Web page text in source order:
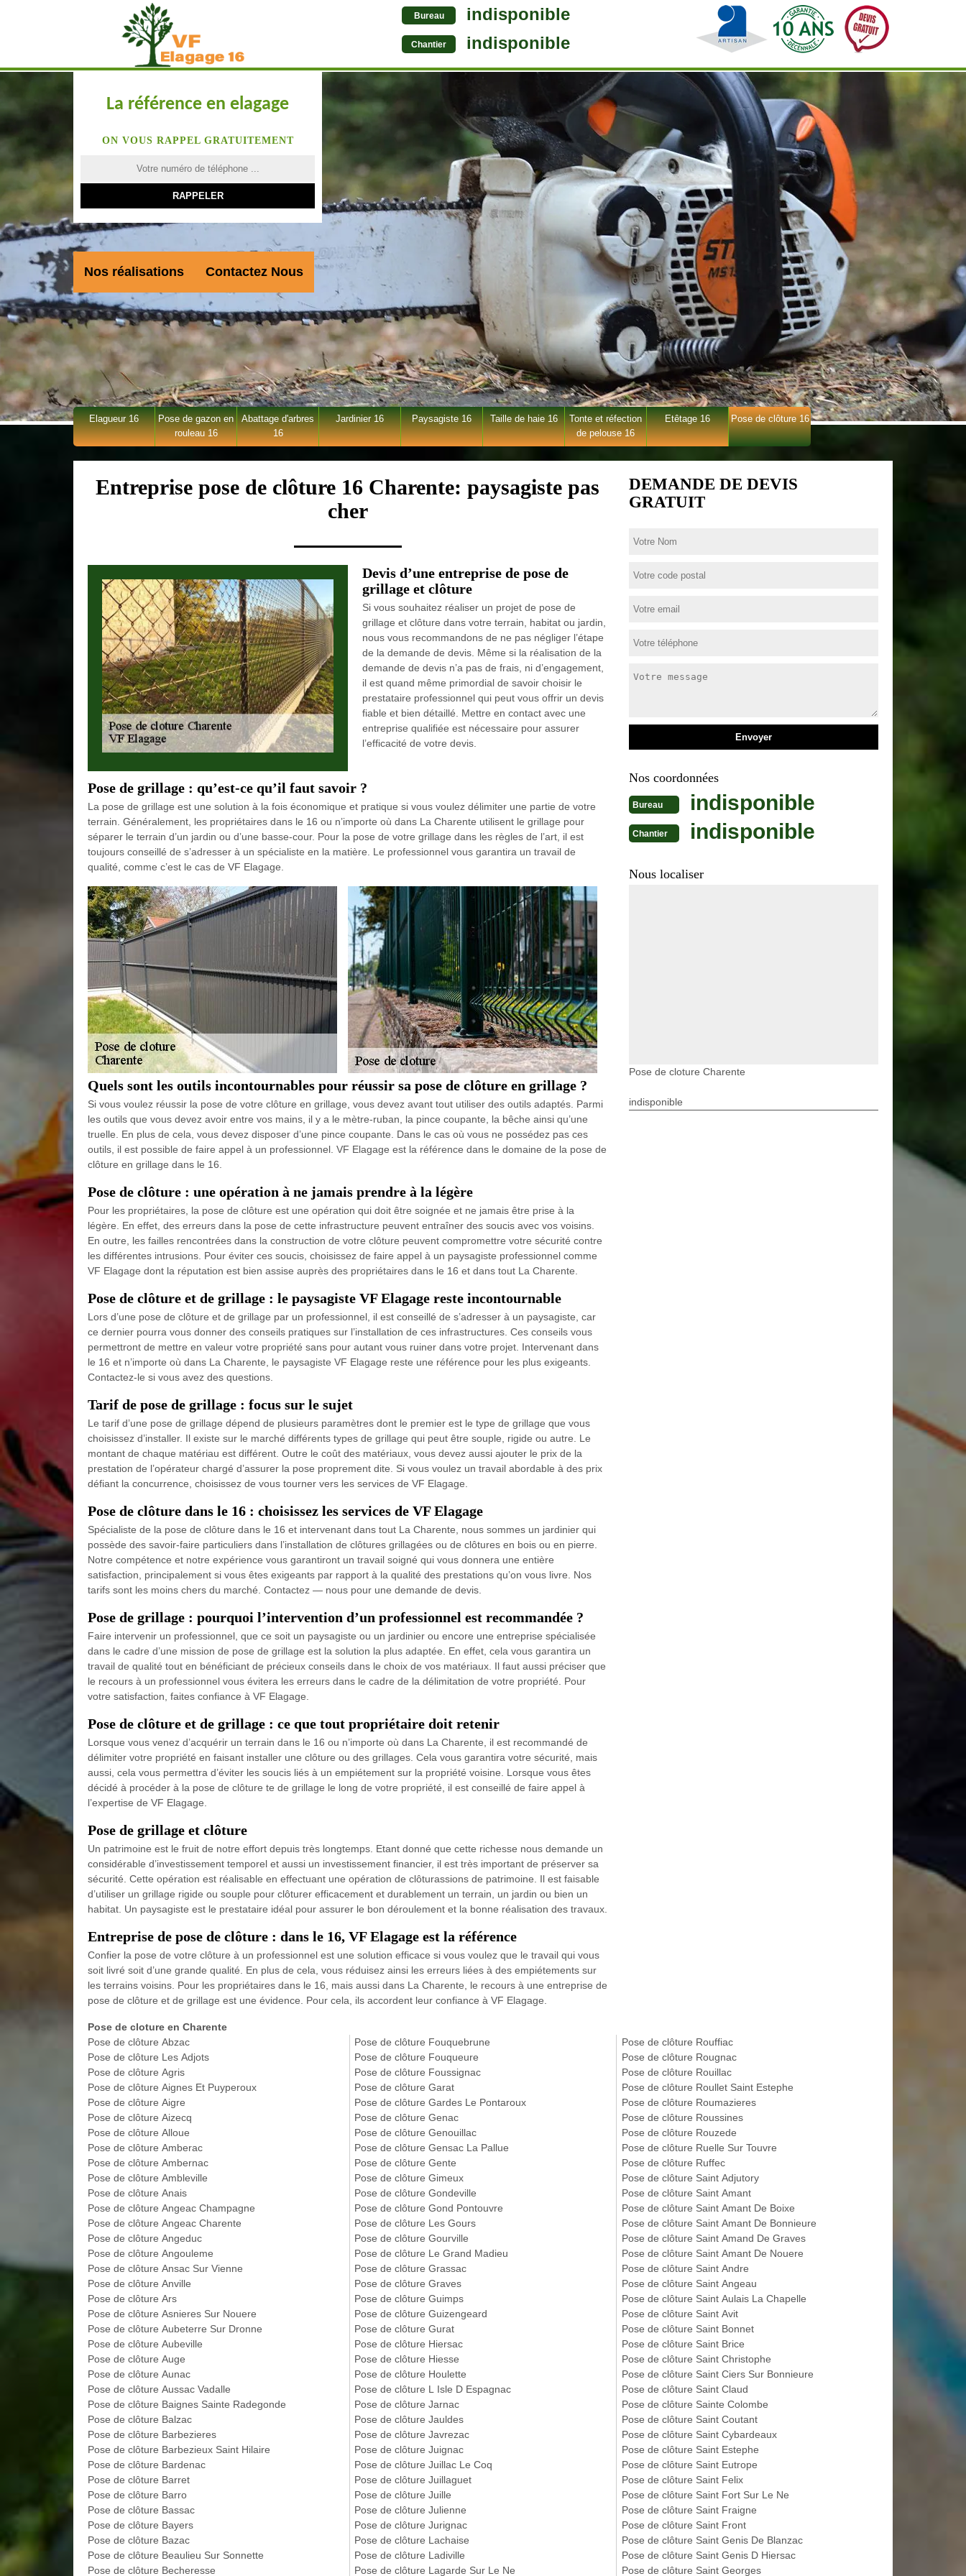
Bureau indisponible
Chantier indisponible
La référence en elagage
ON VOUS RAPPEL GRATUITEMENT
Nos réalisations Contactez Nous
Elagueur 16
Pose de gazon en
rouleau 16
Abattage d'arbres
16
Jardinier 16 Paysagiste 16 Taille de haie 16
Tonte et réfection
de pelouse 16
Etêtage 16 Pose de clôture 16
Entreprise pose de clôture 16 Charente: paysagiste pas
cher
Devis d’une entreprise de pose de
grillage et clôture
Si vous souhaitez réaliser un projet de pose de
grillage et clôture dans votre terrain, habitat ou jardin,
nous vous recommandons de ne pas négliger l’étape
de la demande de devis. Même si la réalisation de la
demande de devis n’a pas de frais, ni d’engagement,
il est quand même primordial de savoir choisir le
prestataire professionnel qui peut vous offrir un devis
fiable et bien détaillé. Mettre en contact avec une
entreprise qualifiée est nécessaire pour assurer
l’efficacité de votre devis.
Pose de grillage : qu’est-ce qu’il faut savoir ?
La pose de grillage est une solution à la fois économique et pratique si vous voulez délimiter une partie de votre
terrain. Généralement, les propriétaires dans le 16 ou n’importe où dans La Charente utilisent le grillage pour
séparer le terrain d’un jardin ou d’une basse-cour. Pour la pose de votre grillage dans les règles de l’art, il est
toujours conseillé de s’adresser à un spécialiste en la matière. Le professionnel vous garantira un travail de
qualité, comme c’est le cas de VF Elagage.
Quels sont les outils incontournables pour réussir sa pose de clôture en grillage ?
Si vous voulez réussir la pose de votre clôture en grillage, vous devez avant tout utiliser des outils adaptés. Parmi
les outils que vous devez avoir entre vos mains, il y a le mètre-ruban, la pince coupante, la bêche ainsi qu’une
truelle. En plus de cela, vous devez disposer d’une pince coupante. Dans le cas où vous ne possédez pas ces
outils, il est possible de faire appel à un professionnel. VF Elagage est la référence dans le domaine de la pose de
clôture en grillage dans le 16.
Pose de clôture : une opération à ne jamais prendre à la légère
Pour les propriétaires, la pose de clôture est une opération qui doit être soignée et ne jamais être prise à la
légère. En effet, des erreurs dans la pose de cette infrastructure peuvent entraîner des soucis avec vos voisins.
En outre, les failles rencontrées dans la construction de votre clôture peuvent compromettre votre sécurité contre
les différentes intrusions. Pour éviter ces soucis, choisissez de faire appel à un paysagiste professionnel comme
VF Elagage dont la réputation est bien assise auprès des propriétaires dans le 16 et dans tout La Charente.
Pose de clôture et de grillage : le paysagiste VF Elagage reste incontournable
Lors d’une pose de clôture et de grillage par un professionnel, il est conseillé de s’adresser à un paysagiste, car
ce dernier pourra vous donner des conseils pratiques sur l’installation de ces infrastructures. Ces conseils vous
permettront de mettre en valeur votre propriété sans pour autant vous ruiner dans votre projet. Intervenant dans
le 16 et n’importe où dans La Charente, le paysagiste VF Elagage reste une référence pour les plus exigeants.
Contactez-le si vous avez des questions.
Tarif de pose de grillage : focus sur le sujet
Le tarif d’une pose de grillage dépend de plusieurs paramètres dont le premier est le type de grillage que vous
choisissez d’installer. Il existe sur le marché différents types de grillage qui peut être souple, rigide ou autre. Le
montant de chaque matériau est différent. Outre le coût des matériaux, vous devez aussi ajouter le prix de la
prestation de l’opérateur chargé d’assurer la pose proprement dite. Si vous voulez un travail abordable à des prix
défiant la concurrence, choisissez de vous tourner vers les services de VF Elagage.
Pose de clôture dans le 16 : choisissez les services de VF Elagage
Spécialiste de la pose de clôture dans le 16 et intervenant dans tout La Charente, nous sommes un jardinier qui
possède des savoir-faire particuliers dans l’installation de clôtures grillagées ou de clôtures en bois ou en pierre.
Notre compétence et notre expérience vous garantiront un travail soigné qui vous donnera une entière
satisfaction, principalement si vous êtes exigeants par rapport à la qualité des prestations qu’on vous livre. Nos
tarifs sont les moins chers du marché. Contactez — nous pour une demande de devis.
Pose de grillage : pourquoi l’intervention d’un professionnel est recommandée ?
Faire intervenir un professionnel, que ce soit un paysagiste ou un jardinier ou encore une entreprise spécialisée
dans le cadre d’une mission de pose de grillage est la solution la plus adaptée. En effet, cela vous garantira un
travail de qualité tout en bénéficiant de précieux conseils dans le choix de vos matériaux. Il faut aussi préciser que
le recours à un professionnel vous évitera les erreurs dans le cadre de la délimitation de votre propriété. Pour
votre satisfaction, faites confiance à VF Elagage.
Pose de clôture et de grillage : ce que tout propriétaire doit retenir
Lorsque vous venez d’acquérir un terrain dans le 16 ou n’importe où dans La Charente, il est recommandé de
délimiter votre propriété en faisant installer une clôture ou des grillages. Cela vous garantira votre sécurité, mais
aussi, cela vous permettra d’éviter les soucis liés à un empiétement sur la propriété voisine. Lorsque vous êtes
décidé à procéder à la pose de clôture te de grillage le long de votre propriété, il est conseillé de faire appel à
l’expertise de VF Elagage.
Pose de grillage et clôture
Un patrimoine est le fruit de notre effort depuis très longtemps. Etant donné que cette richesse nous demande un
considérable d’investissement temporel et aussi un investissement financier, il est très important de préserver sa
sécurité. Cette opération est réalisable en effectuant une opération de clôturassions de patrimoine. Il est faisable
d’utiliser un grillage rigide ou souple pour clôturer efficacement et durablement un terrain, un jardin ou bien un
habitat. Un paysagiste est le prestataire idéal pour assurer le bon déroulement et la bonne réalisation des travaux.
Entreprise de pose de clôture : dans le 16, VF Elagage est la référence
Confier la pose de votre clôture à un professionnel est une solution efficace si vous voulez que le travail qui vous
soit livré soit d’une grande qualité. En plus de cela, vous réduisez ainsi les erreurs liées à des empiétements sur
les terrains voisins. Pour les propriétaires dans le 16, mais aussi dans La Charente, le recours à une entreprise de
pose de clôture et de grillage est une évidence. Pour cela, ils accordent leur confiance à VF Elagage.
DEMANDE DE DEVIS
GRATUIT
Nos coordonnées
Bureau indisponible
Chantier indisponible
Nous localiser
Pose de cloture Charente
indisponible
Pose de cloture en Charente
Pose de clôture Abzac
Pose de clôture Les Adjots
Pose de clôture Agris
Pose de clôture Aignes Et Puyperoux
Pose de clôture Aigre
Pose de clôture Aizecq
Pose de clôture Alloue
Pose de clôture Amberac
Pose de clôture Ambernac
Pose de clôture Ambleville
Pose de clôture Anais
Pose de clôture Angeac Champagne
Pose de clôture Angeac Charente
Pose de clôture Angeduc
Pose de clôture Angouleme
Pose de clôture Ansac Sur Vienne
Pose de clôture Anville
Pose de clôture Ars
Pose de clôture Asnieres Sur Nouere
Pose de clôture Aubeterre Sur Dronne
Pose de clôture Aubeville
Pose de clôture Auge
Pose de clôture Aunac
Pose de clôture Aussac Vadalle
Pose de clôture Baignes Sainte Radegonde
Pose de clôture Balzac
Pose de clôture Barbezieres
Pose de clôture Barbezieux Saint Hilaire
Pose de clôture Bardenac
Pose de clôture Barret
Pose de clôture Barro
Pose de clôture Bassac
Pose de clôture Bayers
Pose de clôture Bazac
Pose de clôture Beaulieu Sur Sonnette
Pose de clôture Becheresse
Pose de clôture Fouquebrune
Pose de clôture Fouqueure
Pose de clôture Foussignac
Pose de clôture Garat
Pose de clôture Gardes Le Pontaroux
Pose de clôture Genac
Pose de clôture Genouillac
Pose de clôture Gensac La Pallue
Pose de clôture Gente
Pose de clôture Gimeux
Pose de clôture Gondeville
Pose de clôture Gond Pontouvre
Pose de clôture Les Gours
Pose de clôture Gourville
Pose de clôture Le Grand Madieu
Pose de clôture Grassac
Pose de clôture Graves
Pose de clôture Guimps
Pose de clôture Guizengeard
Pose de clôture Gurat
Pose de clôture Hiersac
Pose de clôture Hiesse
Pose de clôture Houlette
Pose de clôture L Isle D Espagnac
Pose de clôture Jarnac
Pose de clôture Jauldes
Pose de clôture Javrezac
Pose de clôture Juignac
Pose de clôture Juillac Le Coq
Pose de clôture Juillaguet
Pose de clôture Juille
Pose de clôture Julienne
Pose de clôture Jurignac
Pose de clôture Lachaise
Pose de clôture Ladiville
Pose de clôture Lagarde Sur Le Ne
Pose de clôture Rouffiac
Pose de clôture Rougnac
Pose de clôture Rouillac
Pose de clôture Roullet Saint Estephe
Pose de clôture Roumazieres
Pose de clôture Roussines
Pose de clôture Rouzede
Pose de clôture Ruelle Sur Touvre
Pose de clôture Ruffec
Pose de clôture Saint Adjutory
Pose de clôture Saint Amant
Pose de clôture Saint Amant De Boixe
Pose de clôture Saint Amant De Bonnieure
Pose de clôture Saint Amand De Graves
Pose de clôture Saint Amant De Nouere
Pose de clôture Saint Andre
Pose de clôture Saint Angeau
Pose de clôture Saint Aulais La Chapelle
Pose de clôture Saint Avit
Pose de clôture Saint Bonnet
Pose de clôture Saint Brice
Pose de clôture Saint Christophe
Pose de clôture Saint Ciers Sur Bonnieure
Pose de clôture Saint Claud
Pose de clôture Sainte Colombe
Pose de clôture Saint Coutant
Pose de clôture Saint Cybardeaux
Pose de clôture Saint Estephe
Pose de clôture Saint Eutrope
Pose de clôture Saint Felix
Pose de clôture Saint Fort Sur Le Ne
Pose de clôture Saint Fraigne
Pose de clôture Saint Front
Pose de clôture Saint Genis De Blanzac
Pose de clôture Saint Genis D Hiersac
Pose de clôture Saint Georges